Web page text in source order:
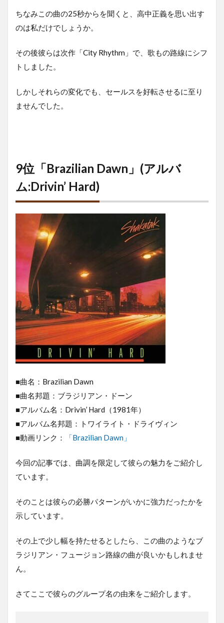
ちなみこの曲の25秒からを聞くと、高中正義を思い出す
のは私だけでしょうか。
その後彼らは次作「City Rhythm」で、歌もの路線にシフ
トしました。
しかしそれらの変化でも、セールスを好転させるに至り
ませんでした。
9位「Brazilian Dawn」(アルバ
ム:Drivin’ Hard)
■曲名：Brazilian Dawn
■曲名邦題：ブラジリアン・ドーン
■アルバム名：Drivin’ Hard（1981年）
■アルバム名邦題：トワイライト・ドライヴィン
■動画リンク：
「Brazilian Dawn」
今回の記事では、曲調を限定して彼らの魅力をご紹介し
ています。
そのことは彼らの必勝パターンがいかに強力だったかを
示しています。
その上で少し幅を持たせるとしたら、この曲のようなブ
ラジリアン・フュージョン路線の曲が良いかもしれませ
ん。
さてここで彼らのグループ名の由来をご紹介します。